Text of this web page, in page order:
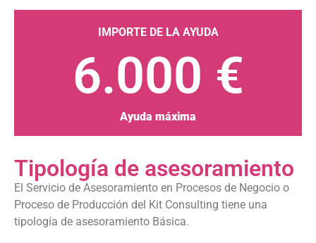
IMPORTE DE LA AYUDA
6.000 €
Ayuda máxima
Tipología de asesoramiento
El Servicio de Asesoramiento en Procesos de Negocio o
Proceso de Producción del Kit Consulting tiene una
tipología de asesoramiento Básica.